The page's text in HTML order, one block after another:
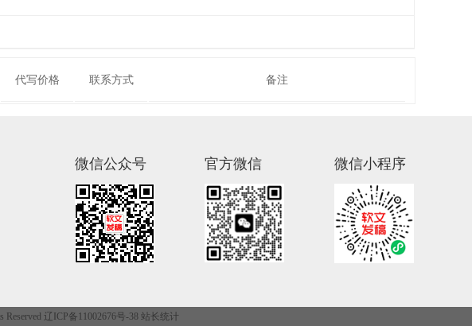
代写价格 联系方式 备注
微信公众号 官方微信 微信小程序
Reserved 辽ICP备11002676号-38 站长统计